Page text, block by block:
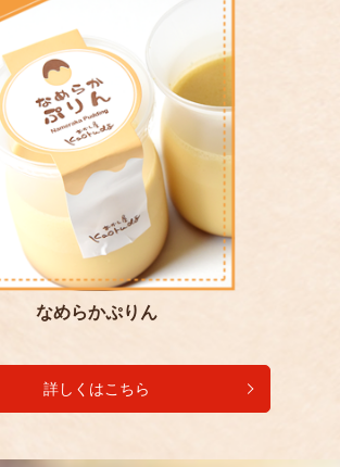
なめらかぷりん
詳しくはこちら